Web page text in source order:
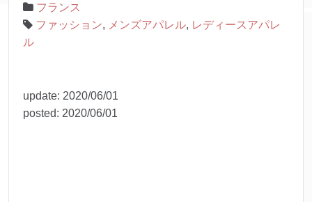
フランス
ファッション, メンズアパレル, レディースアパレ
ル
update: 2020/06/01
posted: 2020/06/01